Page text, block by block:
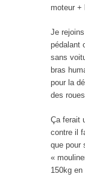
moteur +
Je
pédalant
sans
bras
pour la
des
Ça ferait
contre il
que pour
«
150kg en